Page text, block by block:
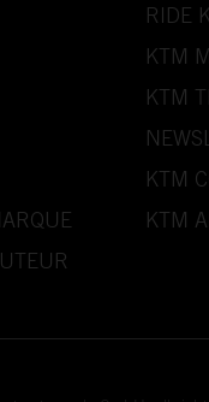
RIDE
KTM
KTM
KTM
KTM